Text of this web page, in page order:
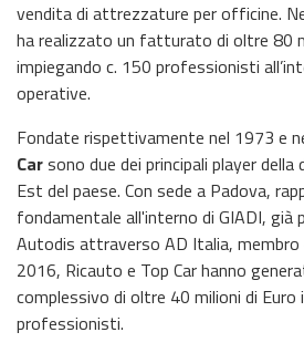
vendita di attrezzature per officine.
ha realizzato un fatturato di oltre 80
impiegando c. 150 professionisti
operative.
Fondate rispettivamente nel 1973 e
Carsono due dei principali player
Est del paese. Con sede a Padova,
fondamentale all'interno di GIADI, già
Autodis attraverso AD Italia, membro
2016, Ricauto e Top Car hanno
complessivo di oltre 40 milioni di Euro
professionisti.